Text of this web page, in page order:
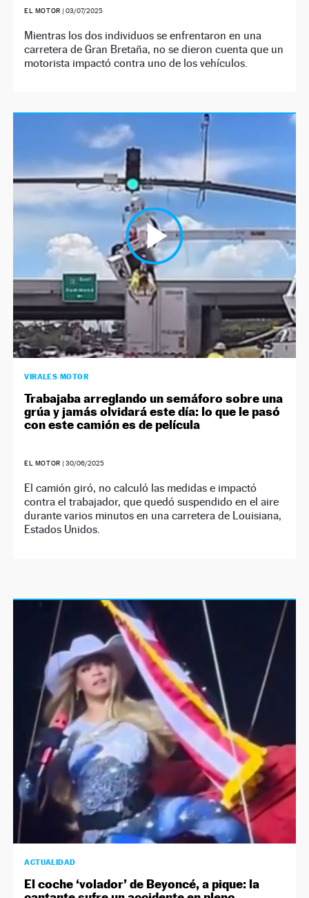
EL MOTOR | 03/07/2025
Mientras los dos individuos se enfrentaron en una
carretera de Gran Bretaña, no se dieron cuenta que un
motorista impactó contra uno de los vehículos.
VIRALES MOTOR
Trabajaba arreglando un semáforo sobre una
grúa y jamás olvidará este día: lo que le pasó
con este camión es de película
EL MOTOR | 30/06/2025
El camión giró, no calculó las medidas e impactó
contra el trabajador, que quedó suspendido en el aire
durante varios minutos en una carretera de Louisiana,
Estados Unidos.
ACTUALIDAD
El coche ‘volador’ de Beyoncé, a pique: la